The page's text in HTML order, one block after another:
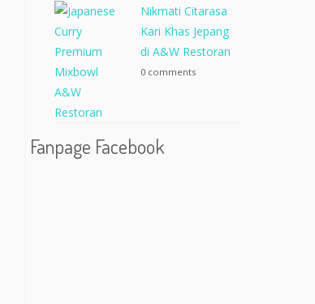
Nikmati Citarasa
Kari Khas Jepang
di A&W Restoran
0 comments
Fanpage Facebook